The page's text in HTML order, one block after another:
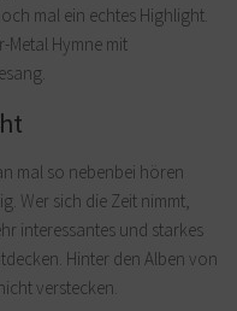
mal ein echtes Highlight.
Metal Hymne mit
mal so nebenbei hören
Wer sich die Zeit nimmt,
interessantes und starkes
Hinter den Alben von
verstecken.